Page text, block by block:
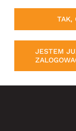
TAK,
JESTEM